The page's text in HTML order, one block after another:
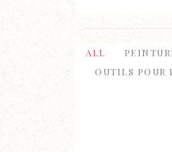
ALL
OUTILS POUR